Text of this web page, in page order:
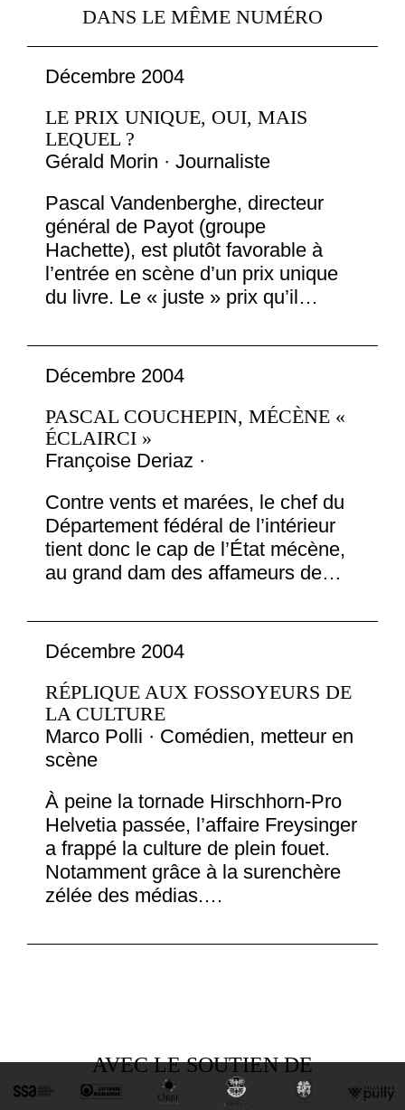
DANS LE MÊME NUMÉRO
Décembre 2004
LE PRIX UNIQUE, OUI, MAIS
LEQUEL ?
Gérald Morin · Journaliste
Pascal Vandenberghe, directeur
général de Payot (groupe
Hachette), est plutôt favorable à
l’entrée en scène d’un prix unique
du livre. Le « juste » prix qu’il…
Décembre 2004
PASCAL COUCHEPIN, MÉCÈNE «
ÉCLAIRCI »
Françoise Deriaz ·
Contre vents et marées, le chef du
Département fédéral de l’intérieur
tient donc le cap de l’État mécène,
au grand dam des affameurs de…
Décembre 2004
RÉPLIQUE AUX FOSSOYEURS DE
LA CULTURE
Marco Polli · Comédien, metteur en
scène
À peine la tornade Hirschhorn-Pro
Helvetia passée, l’affaire Freysinger
a frappé la culture de plein fouet.
Notamment grâce à la surenchère
zélée des médias.…
AVEC LE SOUTIEN DE